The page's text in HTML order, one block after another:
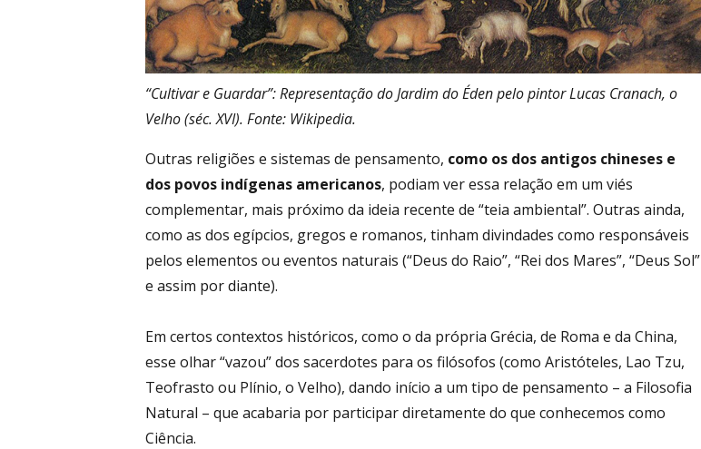
“Cultivar e Guardar”: Representação do Jardim do Éden pelo pintor Lucas Cranach, o
Velho (séc. XVI). Fonte: Wikipedia.
Outras religiões e sistemas de pensamento, como os dos antigos chineses e
dos povos indígenas americanos, podiam ver essa relação em um viés
complementar, mais próximo da ideia recente de “teia ambiental”. Outras ainda,
como as dos egípcios, gregos e romanos, tinham divindades como responsáveis
pelos elementos ou eventos naturais (“Deus do Raio”, “Rei dos Mares”, “Deus Sol”
e assim por diante).
Em certos contextos históricos, como o da própria Grécia, de Roma e da China,
esse olhar “vazou” dos sacerdotes para os filósofos (como Aristóteles, Lao Tzu,
Teofrasto ou Plínio, o Velho), dando início a um tipo de pensamento – a Filosofia
Natural – que acabaria por participar diretamente do que conhecemos como
Ciência.